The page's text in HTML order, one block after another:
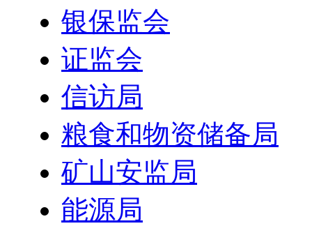
银保监会
证监会
信访局
粮食和物资储备局
矿山安监局
能源局